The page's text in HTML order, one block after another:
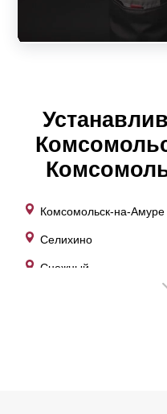
Комсомольск-на-Амуре
Селихино
Снежный